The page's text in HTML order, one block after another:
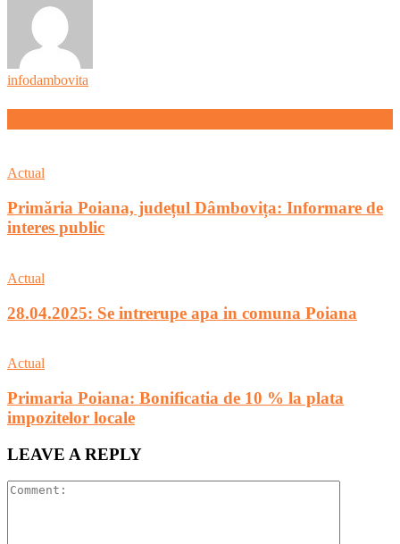
infodambovita
Actual
Primăria Poiana, județul Dâmbovița: Informare de
interes public
Actual
28.04.2025: Se intrerupe apa in comuna Poiana
Actual
Primaria Poiana: Bonificatia de 10 % la plata
impozitelor locale
LEAVE A REPLY